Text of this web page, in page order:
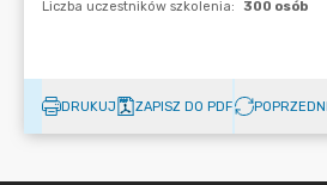
DRUKUJ ZAPISZ DO PDF